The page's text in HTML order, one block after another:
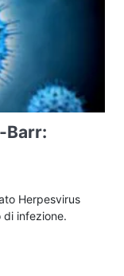
Barr:
Herpesvirus
di infezione.